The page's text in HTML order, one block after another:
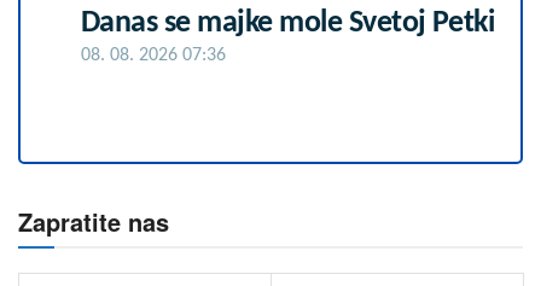
Danas se majke mole Svetoj Petki
08. 08. 2026 07:36
Zapratite nas